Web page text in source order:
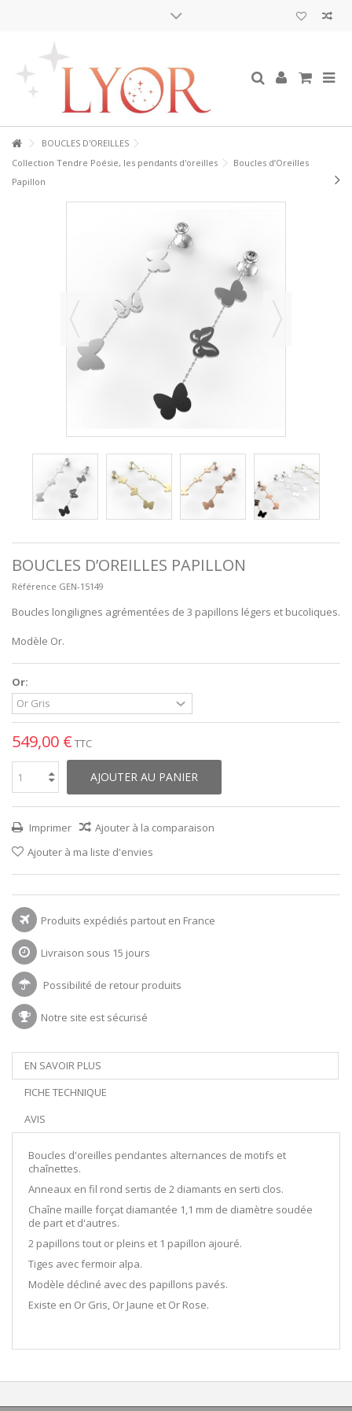
BOUCLES D'OREILLES
Collection Tendre Poésie, les pendants d'oreilles
Boucles d’Oreilles
Papillon
BOUCLES D’OREILLES PAPILLON
Référence GEN-15149
Boucles longilignes agrémentées de 3 papillons légers et bucoliques.
Modèle Or.
Or:
549,00 € TTC
AJOUTER AU PANIER
Imprimer
Ajouter à la comparaison
Ajouter à ma liste d'envies
Produits expédiés partout en France
Livraison sous 15 jours
Possibilité de retour produits
Notre site est sécurisé
EN SAVOIR PLUS
FICHE TECHNIQUE
AVIS
Boucles d'oreilles pendantes alternances de motifs et
chaînettes.
Anneaux en fil rond sertis de 2 diamants en serti clos.
Chaîne maille forçat diamantée 1,1 mm de diamètre soudée
de part et d'autres.
2 papillons tout or pleins et 1 papillon ajouré.
Tiges avec fermoir alpa.
Modèle décliné avec des papillons pavés.
Existe en Or Gris, Or Jaune et Or Rose.